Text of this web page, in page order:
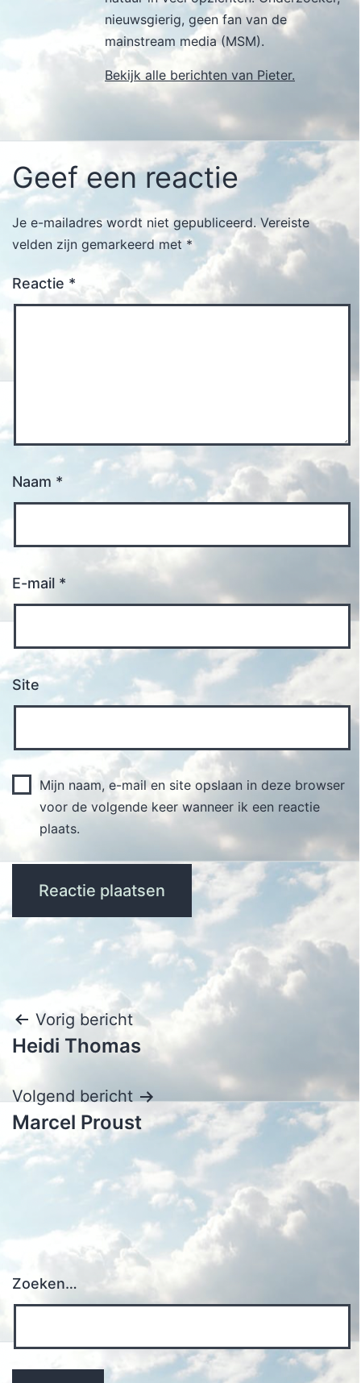
nieuwsgierig, geen fan van de
mainstream media (MSM).
Bekijk alle berichten van Pieter.
Geef een reactie
Je e-mailadres wordt niet gepubliceerd. Vereiste
velden zijn gemarkeerd met*
Reactie *
Naam *
E-mail *
Site
Mijn naam, e-mail en site opslaan in deze browser
voor de volgende keer wanneer ik een reactie
plaats.
Bericht
navigatie
Vorig bericht
Heidi Thomas
Volgend bericht
Marcel Proust
Zoeken…